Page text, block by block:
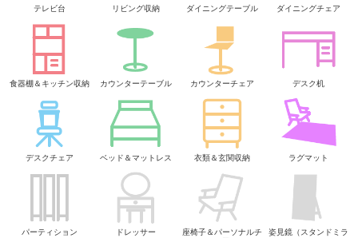
テレビ台 リビング収納 ダイニングテーブル ダイニングチェア
食器棚＆キッチン収納 カウンターテーブル カウンターチェア デスク机
デスクチェア ベッド＆マットレス 衣類＆玄関収納 ラグマット
パーティション ドレッサー
座椅子＆パーソナルチ
姿見鏡（スタンドミラ